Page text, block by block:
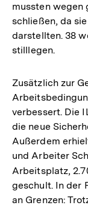
mussten wegen
schließen, da
darstellten. 38
stilllegen.
Zusätzlich zur
verbessert. Die
die neue
Außerdem
und Arbeiter
Arbeitsplatz,
geschult. In der
an Grenzen: